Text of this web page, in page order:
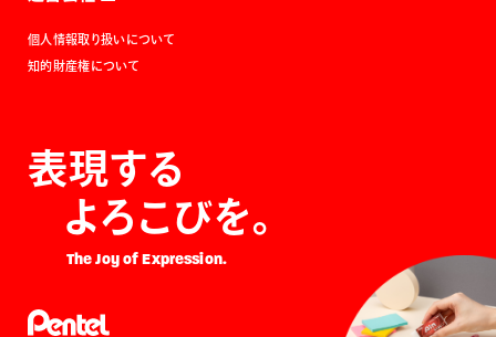
個人情報取り扱いについて
知的財産権について
表現する
よろこびを。
The Joy of Expression.